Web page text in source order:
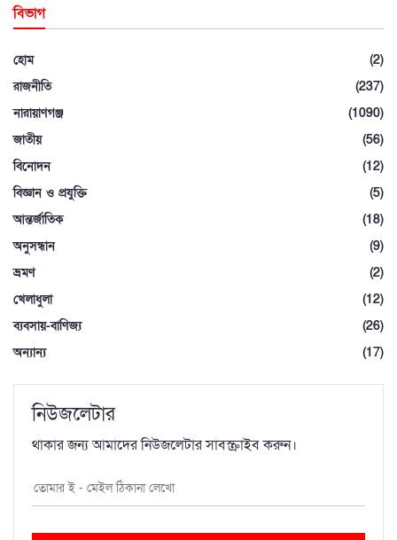
বিভাগ
হোম
(2)
রাজনীতি
(237)
নারায়াণগঞ্জ
(1090)
জাতীয়
(56)
বিনোদন
(12)
বিজ্ঞান ও প্রযুক্তি
(5)
আন্তর্জাতিক
(18)
অনুসন্ধান
(9)
ভ্রমণ
(2)
খেলাধুলা
(12)
ব্যবসায়-বাণিজ্য
(26)
অন্যান্য
(17)
নিউজলেটার
থাকার জন্য আমাদের নিউজলেটার সাবস্ক্রাইব করুন।